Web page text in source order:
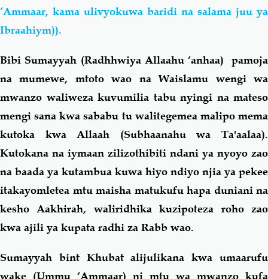
‘Ammaar, kama ulivyokuwa baridi na salama juu ya
Ibraahiym)).
Bibi Sumayyah (Radhhwiya Allaahu ‘anhaa)
pamoja
na mumewe, mtoto wao na Waislamu wengi wa
mwanzo waliweza kuvumilia tabu nyingi na mateso
mengi sana kwa sababu tu walitegemea malipo mema
kutoka kwa Allaah (Subhaanahu wa Ta'aalaa).
Kutokana na iymaan zilizothibiti ndani ya nyoyo zao
na baada ya kutambua kuwa hiyo ndiyo njia ya pekee
itakayomletea mtu maisha matukufu hapa duniani na
kesho Aakhirah, waliridhika kuzipoteza roho zao
kwa ajili ya kupata radhi za Rabb wao.
Sumayyah bint Khubat alijulikana kwa umaarufu
wake (Ummu ‘Ammaar) ni mtu wa mwanzo kufa